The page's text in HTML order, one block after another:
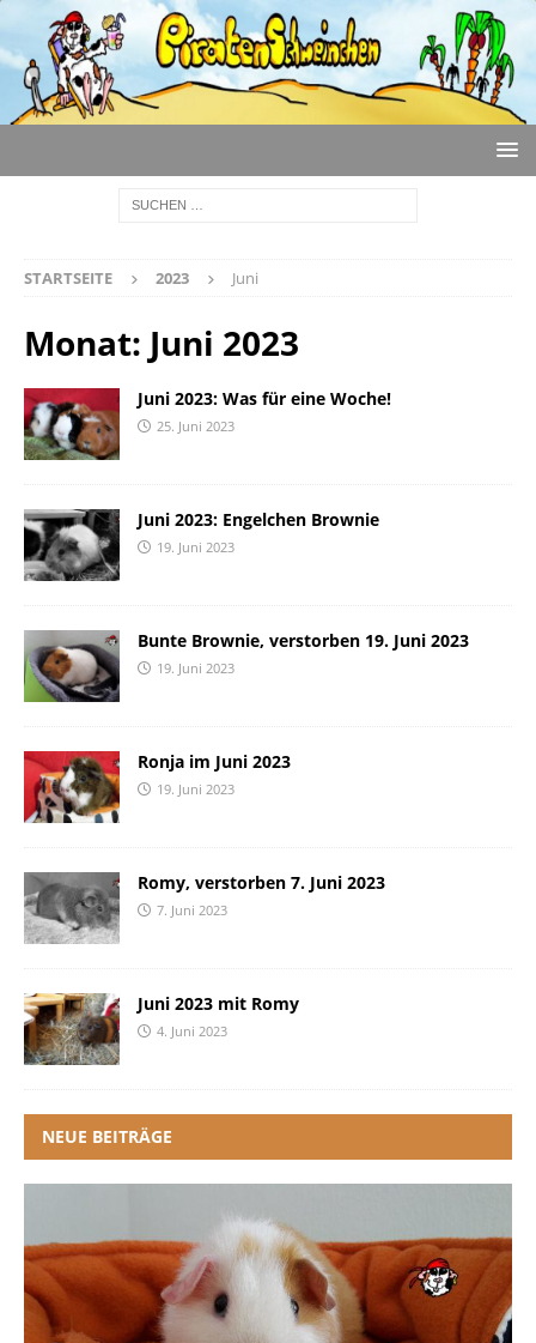
STARTSEITE 2023 Juni
Monat: Juni 2023
Juni 2023: Was für eine Woche!
25. Juni 2023
Juni 2023: Engelchen Brownie
19. Juni 2023
Bunte Brownie, verstorben 19. Juni 2023
19. Juni 2023
Ronja im Juni 2023
19. Juni 2023
Romy, verstorben 7. Juni 2023
7. Juni 2023
Juni 2023 mit Romy
4. Juni 2023
NEUE BEITRÄGE